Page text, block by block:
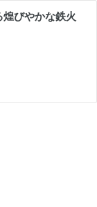
煌びやかな鉄火